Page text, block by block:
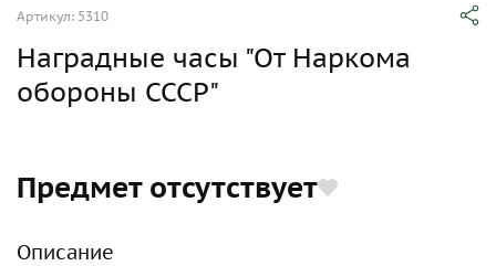
Артикул: 5310
Наградные часы "От Наркома
обороны СССР"
Предмет отсутствует
Описание